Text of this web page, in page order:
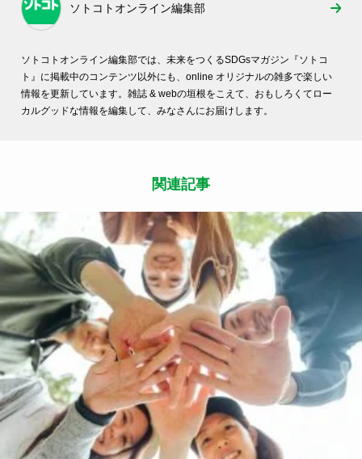
ソトコトオンライン編集部
ソトコトオンライン編集部では、未来をつくるSDGsマガジン『ソトコ
ト』に掲載中のコンテンツ以外にも、online オリジナルの雑多で楽しい
情報を更新しています。雑誌 & webの垣根をこえて、おもしろくてロー
カルグッドな情報を編集して、みなさんにお届けします。
関連記事